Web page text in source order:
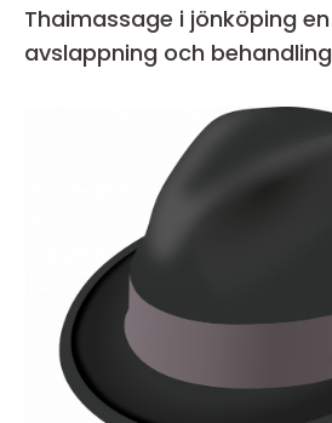
Thaimassage i jönköping en guide till
avslappning och behandling